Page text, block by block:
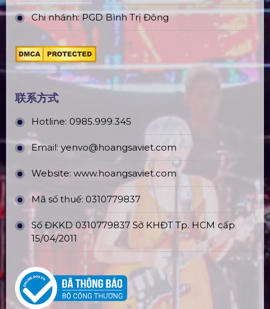
Chi nhánh: PGD Bình Trị Đông
联系方式
Hotline: 0985.999.345
Email: yenvo@hoangsaviet.com
Website: www.hoangsaviet.com
Mã số thuế: 0310779837
Số ĐKKD 0310779837 Sở KHĐT Tp. HCM cấp
15/04/2011